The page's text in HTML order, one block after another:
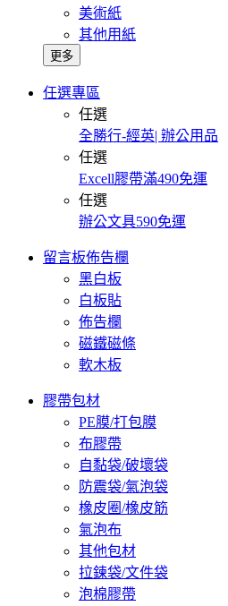
美術紙
其他用紙
更多
任選專區
任選
全勝行-經英| 辦公用品
任選
Excell膠帶滿490免運
任選
辦公文具590免運
留言板佈告欄
黑白板
白板貼
佈告欄
磁鐵磁條
軟木板
膠帶包材
PE膜/打包膜
布膠帶
自黏袋/破壞袋
防震袋/氣泡袋
橡皮圈/橡皮筋
氣泡布
其他包材
拉鍊袋/文件袋
泡棉膠帶